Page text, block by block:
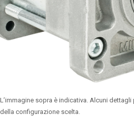
L’immagine sopra è indicativa. Alcuni
della configurazione scelta.